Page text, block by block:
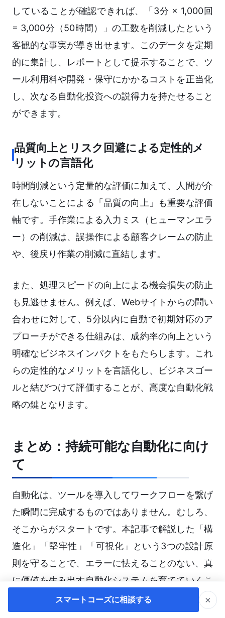
していることが確認できれば、「3分 × 1,000回
= 3,000分（50時間）」の工数を削減したという
客観的な事実が導き出せます。このデータを定期
的に集計し、レポートとして提示することで、ツ
ール利用料や開発・保守にかかるコストを正当化
し、次なる自動化投資への説得力を持たせること
ができます。
品質向上とリスク回避による定性的メ
リットの言語化
時間削減という定量的な評価に加えて、人間が介
在しないことによる「品質の向上」も重要な評価
軸です。手作業による入力ミス（ヒューマンエラ
ー）の削減は、誤操作による顧客クレームの防止
や、後戻り作業の削減に直結します。
また、処理スピードの向上による機会損失の防止
も見逃せません。例えば、Webサイトからの問い
合わせに対して、5分以内に自動で初期対応のア
プローチができる仕組みは、成約率の向上という
明確なビジネスインパクトをもたらします。これ
らの定性的なメリットを言語化し、ビジネスゴー
ルと結びつけて評価することが、高度な自動化戦
略の鍵となります。
まとめ：持続可能な自動化に向け
て
自動化は、ツールを導入してワークフローを繋げ
た瞬間に完成するものではありません。むしろ、
そこからがスタートです。本記事で解説した「構
造化」「堅牢性」「可視化」という3つの設計原
則を守ることで、エラーに怯えることのない、真
に価値を生み出す自動化システムを育てていくこ
とができます。スマートコーズに相談する ×